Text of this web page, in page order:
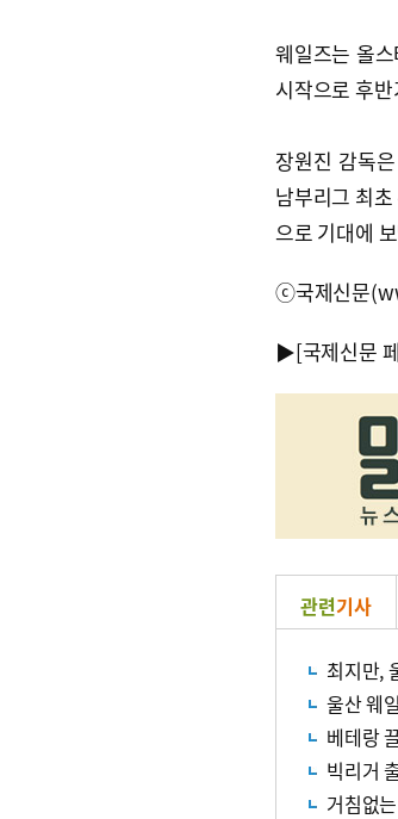
웨일즈는 올
시작으로 후
장원진 감독
남부리그 최
으로 기대에
ⓒ국제신문
▶[국제신문
관련기사
최지만,
울산 웨
베테랑
빅리거
거침없